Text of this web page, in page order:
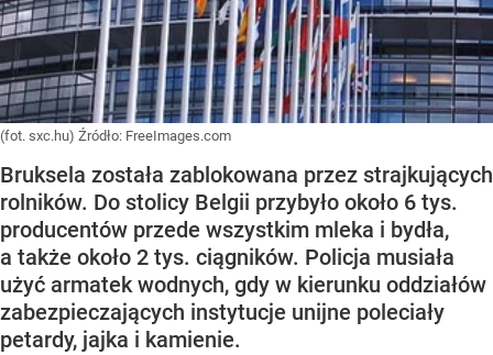
(fot. sxc.hu) Źródło: FreeImages.com
Bruksela została zablokowana przez strajkujących
rolników. Do stolicy Belgii przybyło około 6 tys.
producentów przede wszystkim mleka i bydła,
a także około 2 tys. ciągników. Policja musiała
użyć armatek wodnych, gdy w kierunku oddziałów
zabezpieczających instytucje unijne poleciały
petardy, jajka i kamienie.